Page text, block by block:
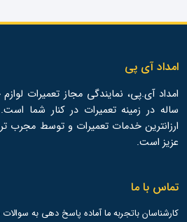
امداد آی پی
ساله در زمینه تعمیرات در کنار شما
ارزانترین خدمات تعمیرات و توسط مجرب
عزیز است.
تماس با ما
کارشناسان باتجربه ما آماده پاسخ دهی به